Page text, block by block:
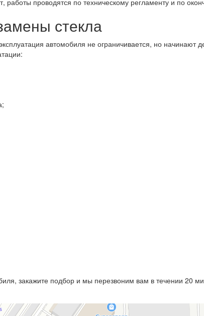
проводятся по техническому регламенту и по
стекла
автомобиля не ограничивается, но начинают
закажите подбор и мы перезвоним вам в течении 20